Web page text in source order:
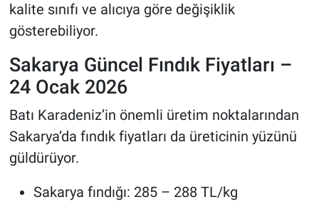
kalite sınıfı ve alıcıya göre değişiklik
gösterebiliyor.
Sakarya Güncel Fındık Fiyatları –
24 Ocak 2026
Batı Karadeniz’in önemli üretim noktalarından
Sakarya’da fındık fiyatları da üreticinin yüzünü
güldürüyor.
Sakarya fındığı: 285 – 288 TL/kg